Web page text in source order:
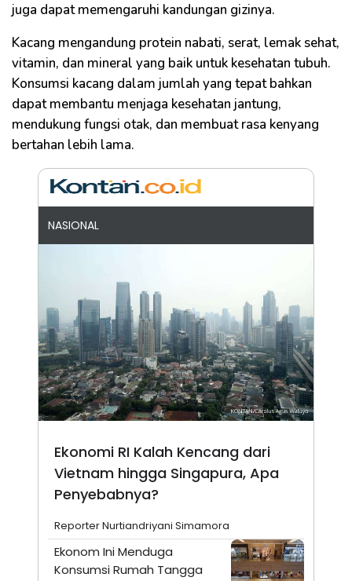
juga dapat memengaruhi kandungan gizinya.
Kacang mengandung protein nabati, serat, lemak sehat,
vitamin, dan mineral yang baik untuk kesehatan tubuh.
Konsumsi kacang dalam jumlah yang tepat bahkan
dapat membantu menjaga kesehatan jantung,
mendukung fungsi otak, dan membuat rasa kenyang
bertahan lebih lama.
NASIONAL
Ekonomi RI Kalah Kencang dari
Vietnam hingga Singapura, Apa
Penyebabnya?
Reporter Nurtiandriyani Simamora
Ekonom Ini Menduga
Konsumsi Rumah Tangga